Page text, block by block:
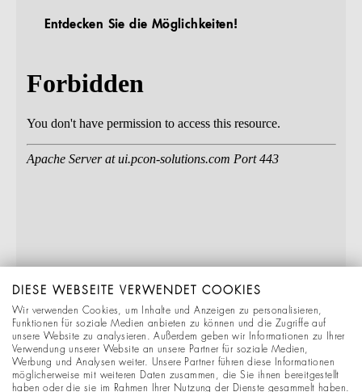
Entdecken Sie die Möglichkeiten!
DIESE WEBSEITE VERWENDET COOKIES
Wir verwenden Cookies, um Inhalte und Anzeigen zu personalisieren,
Funktionen für soziale Medien anbieten zu können und die Zugriffe auf
unsere Website zu analysieren. Außerdem geben wir Informationen zu Ihrer
Verwendung unserer Website an unsere Partner für soziale Medien,
Werbung und Analysen weiter. Unsere Partner führen diese Informationen
möglicherweise mit weiteren Daten zusammen, die Sie ihnen bereitgestellt
haben oder die sie im Rahmen Ihrer Nutzung der Dienste gesammelt haben.